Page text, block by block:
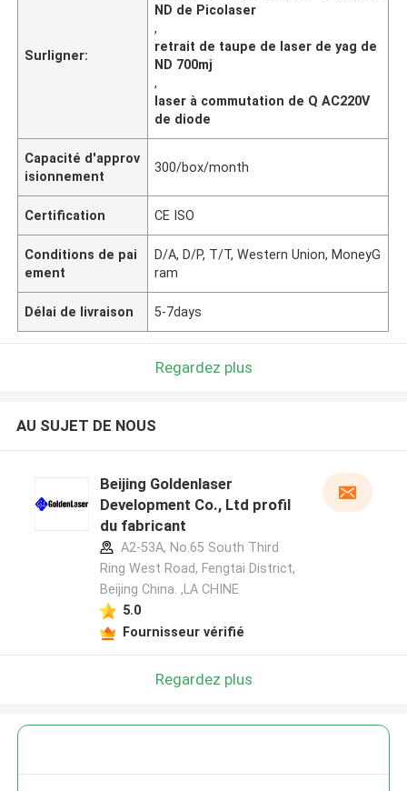
Surligner:
ND de Picolaser
,
retrait de taupe de laser de yag de
ND 700mj
,
laser à commutation de Q AC220V
de diode
Capacité d'approv
isionnement
300/box/month
Certification CE ISO
Conditions de pai
ement
D/A, D/P, T/T, Western Union, MoneyG
ram
Délai de livraison 5-7days
Regardez plus
AU SUJET DE NOUS
Beijing Goldenlaser
Development Co., Ltd profil
du fabricant
A2-53A, No.65 South Third
Ring West Road, Fengtai District,
Beijing China. ,LA CHINE
5.0
Fournisseur vérifié
Regardez plus